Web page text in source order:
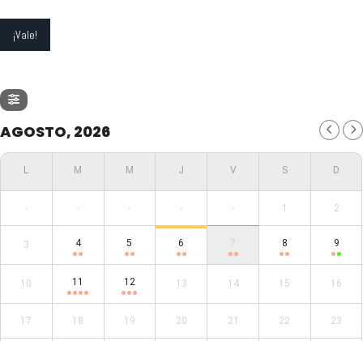
AGOSTO, 2026
- - - - - 1 2
3 4 5 6 7 8 9
10 11 12 13 14 15 16
17 18 19 20 21 22 23